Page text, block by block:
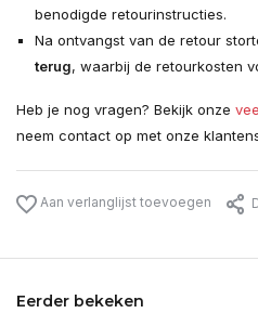
benodigde retourinstructies.
Na ontvangst van de retour
terug, waarbij de retourkosten
Heb je nog vragen? Bekijk onze
neem contact op met onze
Aan verlanglijst toevoegen
Eerder bekeken